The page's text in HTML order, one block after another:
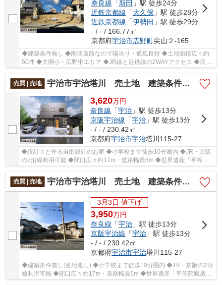
奈良線 「新田 」駅 徒歩24分
近鉄京都線 「大久保」駅 徒歩28分
近鉄京都線 「伊勢田 」駅 徒歩29分
- / - / 166.77㎡
京都府宇治市広野町尖山２-165
◆建築条件無し ◆南側道路なので陽当り・通風良好 ◆土地面積広々約
50坪 ◆大開小・広野中エリア ◆JR線と近鉄線の2WAYアクセス ◆周辺
お買い物施設充実
売買 | 売地
宇治市宇治塔川 売土地 建築条件付き
3,620万円
奈良線 「宇治 」駅 徒歩13分
京阪宇治線 「宇治 」駅 徒歩13分
- / - / 230.42㎡
京都府宇治市宇治塔川115-27
◆設計士と作る自由設計のお家 ◆小学校まで徒歩10分圏内 ◆JR・京阪
の2沿線利用可能 ◆間口広々約17m・道路幅員6m ◆世界遺産「平等院
売買 | 売地
宇治市宇治塔川 売土地 建築条件無し
3月3日 値下げ
3,950万円
奈良線 「宇治 」駅 徒歩13分
京阪宇治線 「宇治 」駅 徒歩13分
- / - / 230.42㎡
京都府宇治市宇治塔川115-27
◆建築条件無し(更地渡し) ◆小学校まで徒歩10分圏内 ◆JR・京阪の2沿
線利用可能 ◆間口広々約17m・道路幅員6m ◆世界遺産「平等院鳳凰